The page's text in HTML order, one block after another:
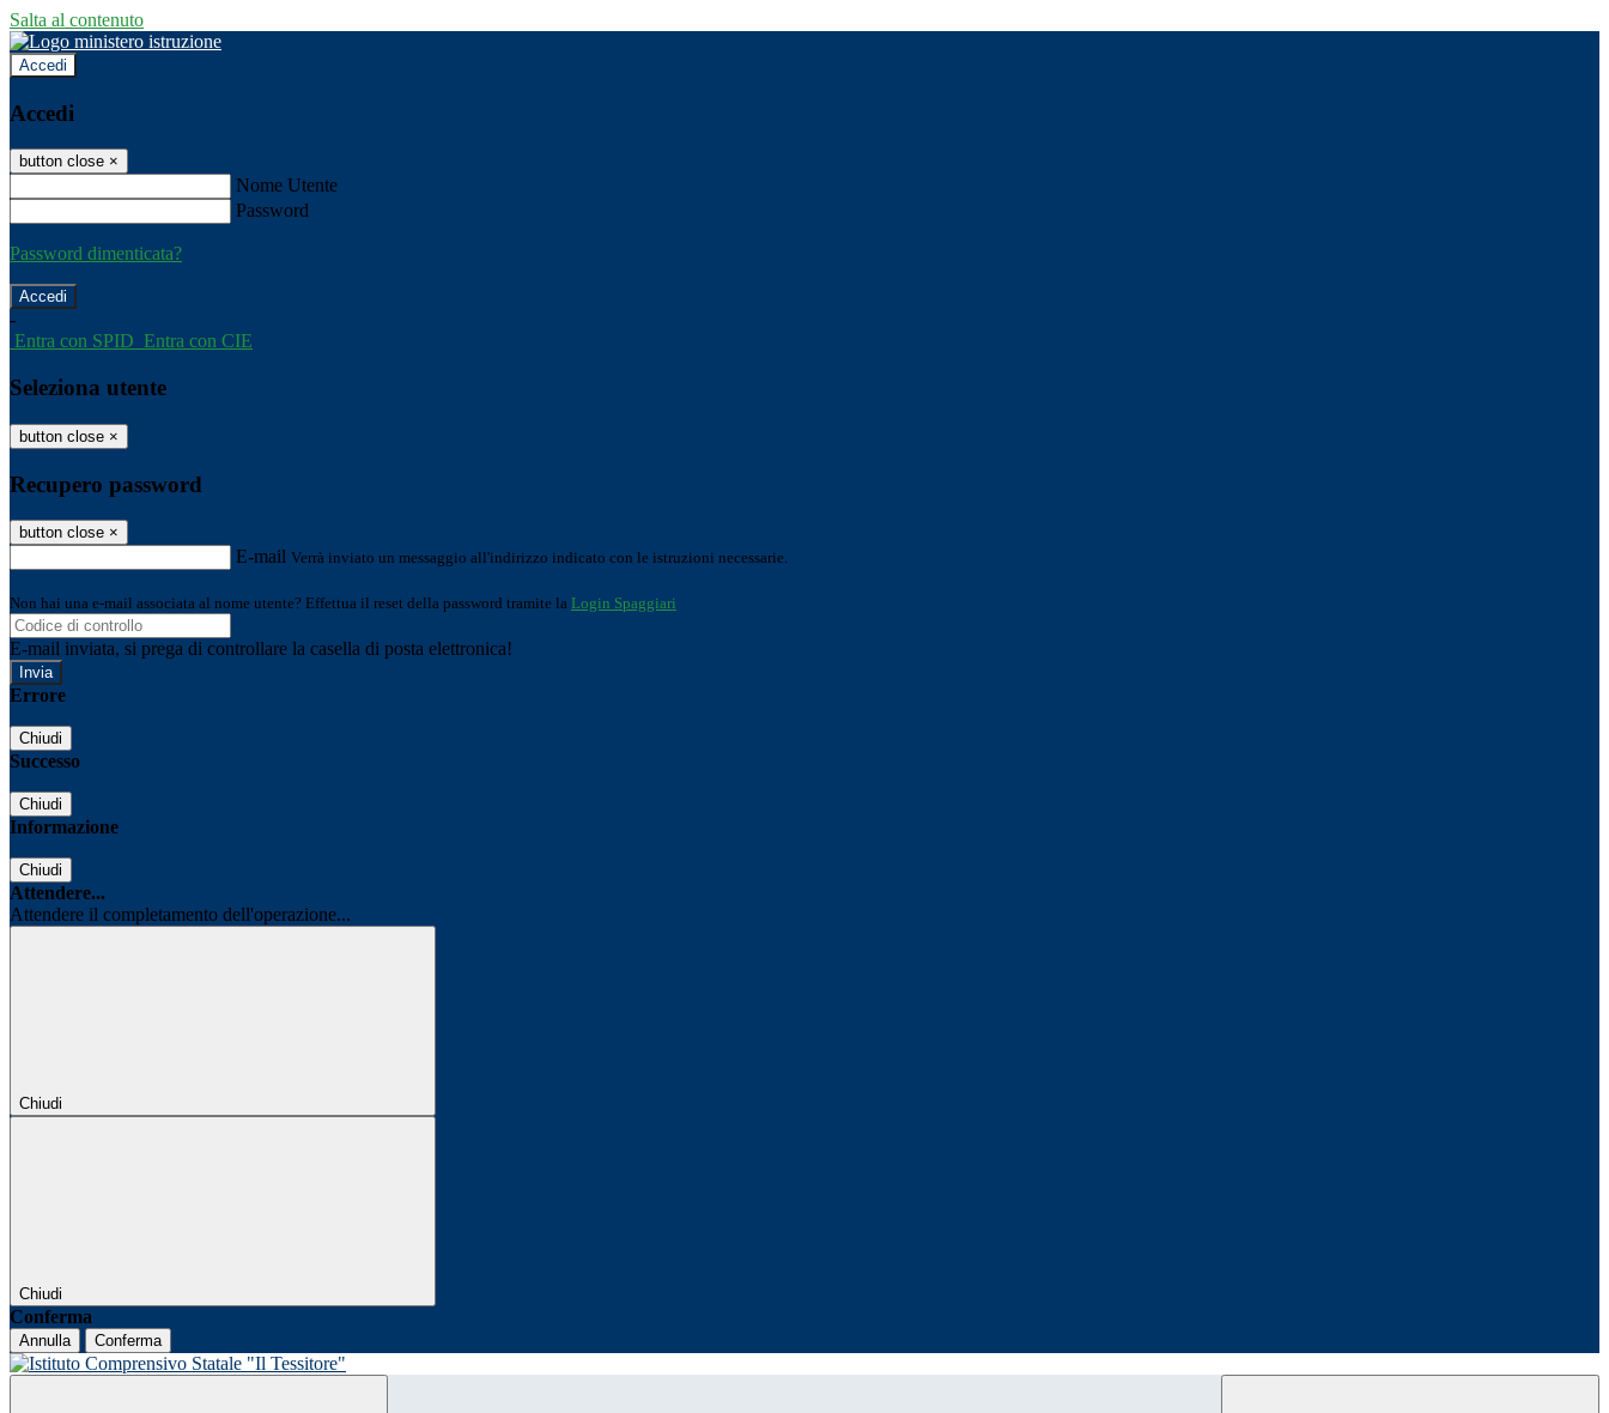
Salta al contenuto
Accedi
Accedi
button close ×
Nome Utente
Password
Password dimenticata?
-
Entra con SPID Entra con CIE
Seleziona utente
button close ×
Recupero password
button close ×
E-mail Verrà inviato un messaggio all'indirizzo indicato con le istruzioni necessarie.
Non hai una e-mail associata al nome utente? Effettua il reset della password tramite la Login Spaggiari
E-mail inviata, si prega di controllare la casella di posta elettronica!
Errore
Chiudi
Successo
Chiudi
Informazione
Chiudi
Attendere...
Attendere il completamento dell'operazione...
Chiudi
Chiudi
Conferma
Annulla Conferma